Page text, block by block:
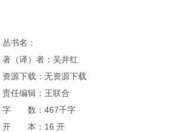
丛书名：
著（译）者：吴井红
资源下载：无资源下载
责任编辑：王联合
字 数：467千字
开 本：16 开